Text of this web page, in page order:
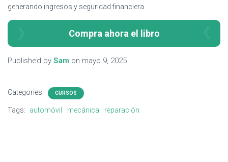
generando ingresos y seguridad financiera.
Compra ahora el libro
Published by Sam on mayo 9, 2025
Categories: CURSOS
Tags: automóvil mecánica reparación